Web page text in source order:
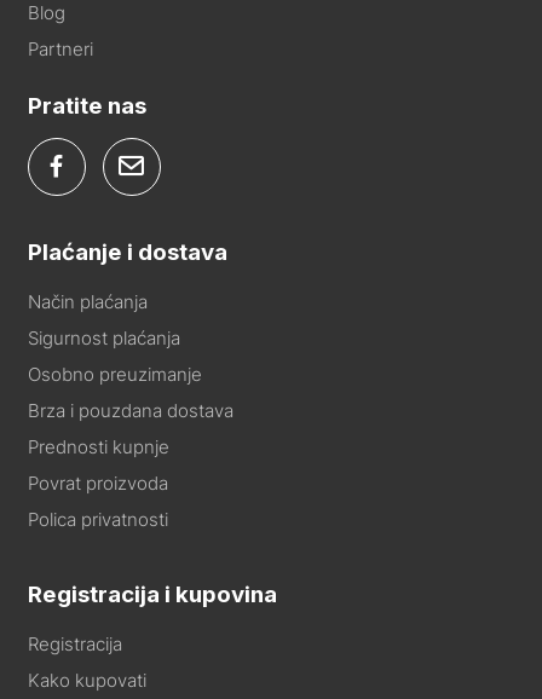
Blog
Partneri
Pratite nas
Plaćanje i dostava
Način plaćanja
Sigurnost plaćanja
Osobno preuzimanje
Brza i pouzdana dostava
Prednosti kupnje
Povrat proizvoda
Polica privatnosti
Registracija i kupovina
Registracija
Kako kupovati